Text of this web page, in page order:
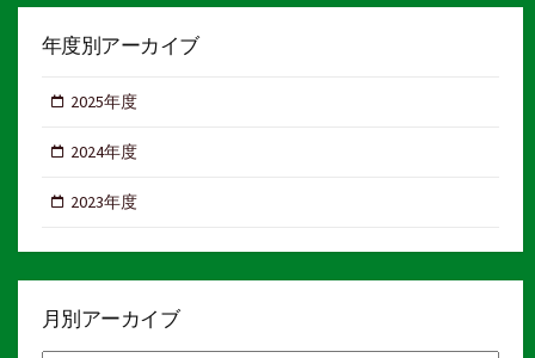
年度別アーカイブ
2025年度
2024年度
2023年度
月別アーカイブ